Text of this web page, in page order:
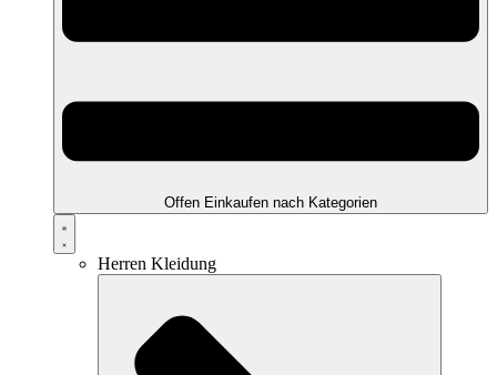
Offen Einkaufen nach Kategorien
Herren Kleidung